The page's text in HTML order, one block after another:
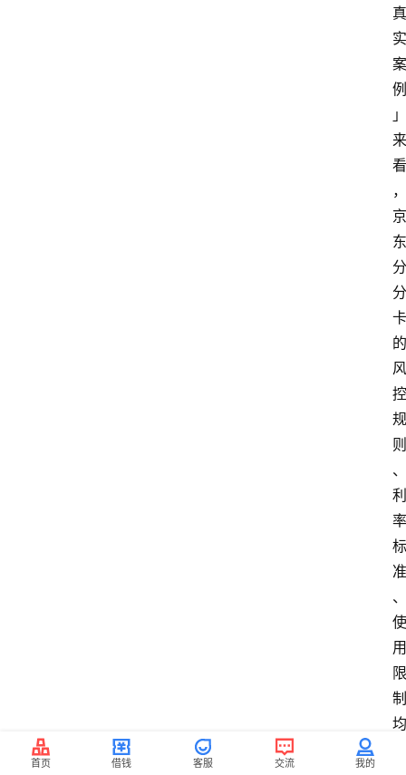
真
实
案
例
」
来
看
，
京
东
分
分
卡
的
风
控
规
则
、
利
率
标
准
、
使
用
限
制
均
首页 借钱 客服 交流 我的